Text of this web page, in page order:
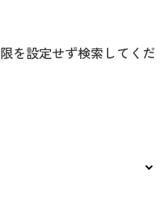
を設定せず検索してくだ